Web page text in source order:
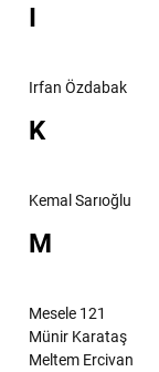
I
Irfan Özdabak
K
Kemal Sarıoğlu
M
Mesele 121
Münir Karataş
Meltem Ercivan